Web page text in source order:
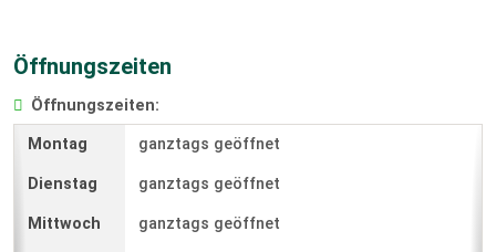
Öffnungszeiten
Öffnungszeiten:
ganztags geöffnet
ganztags geöffnet
ganztags geöffnet